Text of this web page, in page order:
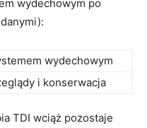
wydechowym po
wydechowym
i konserwacja
TDI wciąż pozostaje